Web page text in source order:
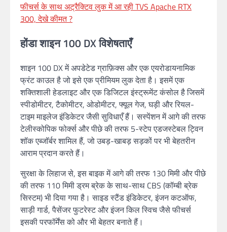
फीचर्स के साथ अट्रैक्टिव लुक में आ रही TVS Apache RTX
300, देखे कीमत ?
होंडा शाइन 100 DX विशेषताएँ
शाइन 100 DX में अपडेटेड ग्राफ़िक्स और एक एयरोडायनामिक
फ्रंट काउल है जो इसे एक प्रीमियम लुक देता है। इसमें एक
शक्तिशाली हेडलाइट और एक डिजिटल इंस्ट्रूमेंट कंसोल है जिसमें
स्पीडोमीटर, टैकोमीटर, ओडोमीटर, फ्यूल गेज, घड़ी और रियल-
टाइम माइलेज इंडिकेटर जैसी सुविधाएँ हैं। सस्पेंशन में आगे की तरफ
टेलीस्कोपिक फोर्क्स और पीछे की तरफ 5-स्टेप एडजस्टेबल ट्विन
शॉक एब्जॉर्बर शामिल हैं, जो उबड़-खाबड़ सड़कों पर भी बेहतरीन
आराम प्रदान करते हैं।
सुरक्षा के लिहाज से, इस बाइक में आगे की तरफ 130 मिमी और पीछे
की तरफ 110 मिमी ड्रम ब्रेक के साथ-साथ CBS (कॉम्बी ब्रेक
सिस्टम) भी दिया गया है। साइड स्टैंड इंडिकेटर, इंजन कटऑफ,
साड़ी गार्ड, पैसेंजर फुटरेस्ट और इंजन किल स्विच जैसे फीचर्स
इसकी परफॉर्मेंस को और भी बेहतर बनाते हैं।